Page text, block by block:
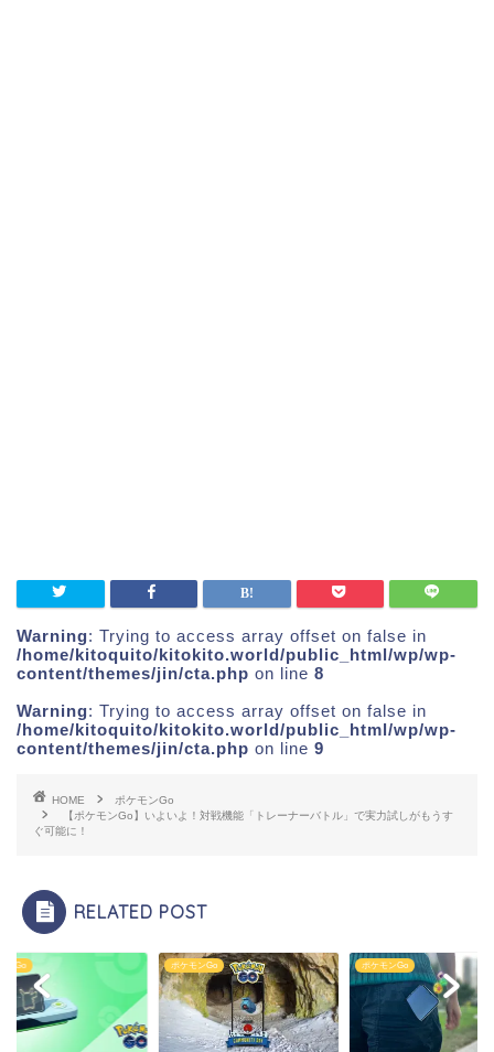
Warning: Trying to access array offset on false in
/home/kitoquito/kitokito.world/public_html/wp/wp-
content/themes/jin/cta.php on line 8
Warning: Trying to access array offset on false in
/home/kitoquito/kitokito.world/public_html/wp/wp-
content/themes/jin/cta.php on line 9
HOME
ポケモンGo
【ポケモンGo】いよいよ！対戦機能「トレーナーバトル」で実力試しがもうす
ぐ可能に！
RELATED POST
ンGo ポケモンGo ポケモンGo